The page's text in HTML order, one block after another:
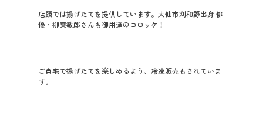
店頭では揚げたてを提供しています。大仙市刈和野出身 俳
優・柳葉敏郎さんも御用達のコロッケ！
ご自宅で揚げたてを楽しめるよう、冷凍販売もされていま
す。